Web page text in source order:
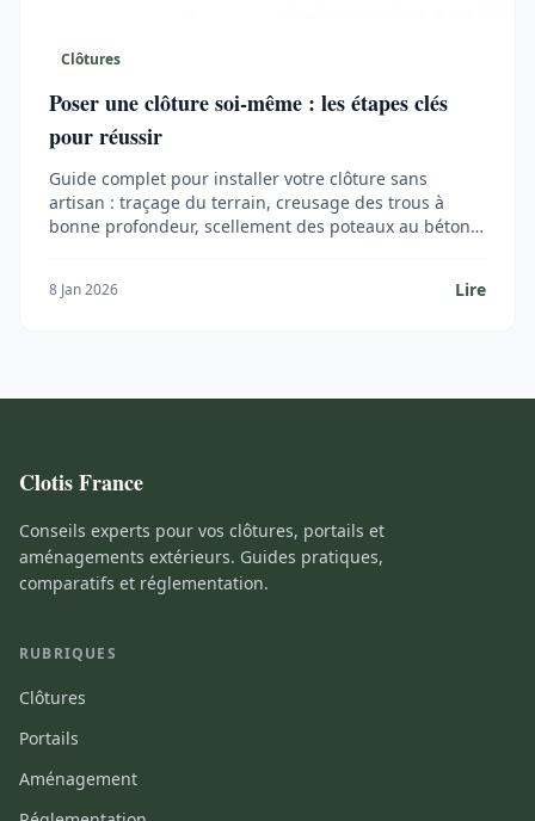
Clôtures
Poser une clôture soi-même : les étapes clés
pour réussir
Guide complet pour installer votre clôture sans
artisan : traçage du terrain, creusage des trous à
bonne profondeur, scellement des poteaux au béton
8 Jan 2026 Lire
Clotis France
Conseils experts pour vos clôtures, portails et
aménagements extérieurs. Guides pratiques,
comparatifs et réglementation.
RUBRIQUES
Clôtures
Portails
Aménagement